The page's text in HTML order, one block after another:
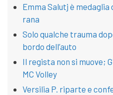
Emma Salutj è
rana
Solo qualche trauma
bordo dell’auto
Il regista non si muove;
MC Volley
Versilia P. riparte e